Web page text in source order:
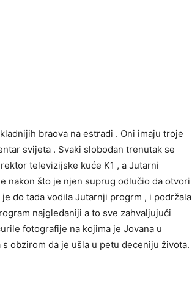
braova na estradi . Oni imaju troje
svijeta . Svaki slobodan trenutak se
televizijske kuće K1 , a Jutarni
nakon što je njen suprug odlučio da otvori
do tada vodila Jutarnji progrm , i podržala
najgledaniji a to sve zahvaljujući
fotografije na kojima je Jovana u
obzirom da je ušla u petu deceniju života.